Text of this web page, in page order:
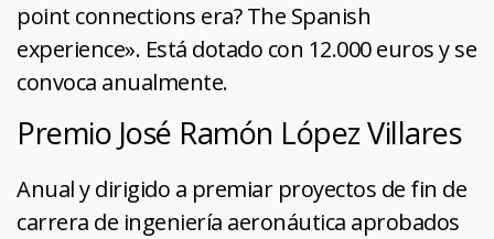
point connections era? The Spanish
experience». Está dotado con 12.000 euros y se
convoca anualmente.
Premio José Ramón López Villares
Anual y dirigido a premiar proyectos de fin de
carrera de ingeniería aeronáutica aprobados